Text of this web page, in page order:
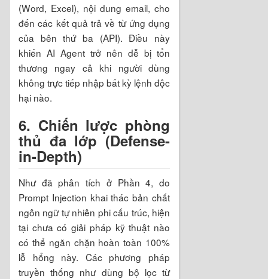
(Word, Excel), nội dung email, cho
đến các kết quả trả về từ ứng dụng
của bên thứ ba (API). Điều này
khiến AI Agent trở nên dễ bị tổn
thương ngay cả khi người dùng
không trực tiếp nhập bất kỳ lệnh độc
hại nào.
6. Chiến lược phòng
thủ đa lớp (Defense-
in-Depth)
Như đã phân tích ở Phần 4, do
Prompt Injection khai thác bản chất
ngôn ngữ tự nhiên phi cấu trúc, hiện
tại chưa có giải pháp kỹ thuật nào
có thể ngăn chặn hoàn toàn 100%
lỗ hổng này. Các phương pháp
truyền thống như dùng bộ lọc từ